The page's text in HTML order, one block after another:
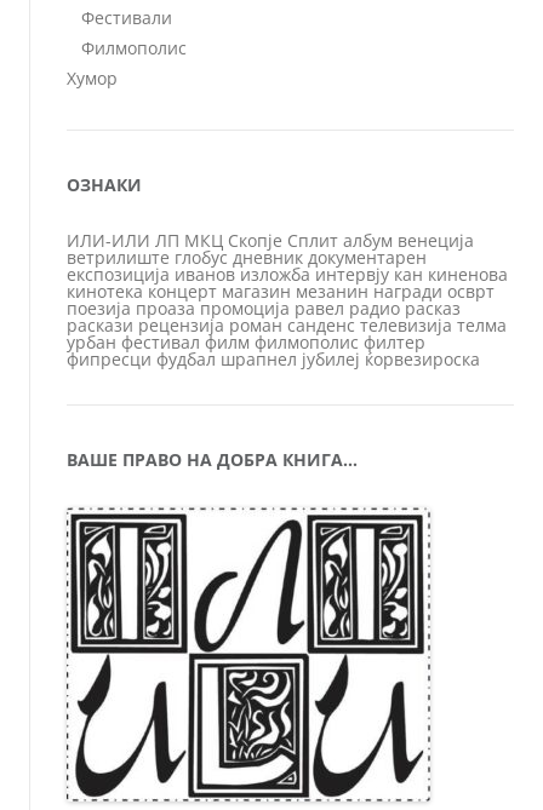
Фестивали
Филмополис
Хумор
ОЗНАКИ
ИЛИ-ИЛИ ЛП МКЦ Скопје Сплит албум венеција
ветрилиште глобус дневник документарен
експозиција иванов изложба интервју кан киненова
кинотека концерт магазин мезанин награди осврт
поезија проаза промоција равел радио расказ
раскази рецензија роман санденс телевизија телма
урбан фестивал филм филмополис филтер
фипресци фудбал шрапнел јубилеј ќорвезироска
ВАШЕ ПРАВО НА ДОБРА КНИГА…